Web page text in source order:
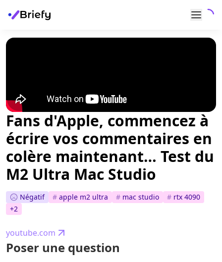
Fans d'Apple, commencez à
écrire vos commentaires en
colère maintenant… Test du
M2 Ultra Mac Studio
Négatif # apple m2 ultra # mac studio # rtx 4090
+2
youtube.com
Poser une question